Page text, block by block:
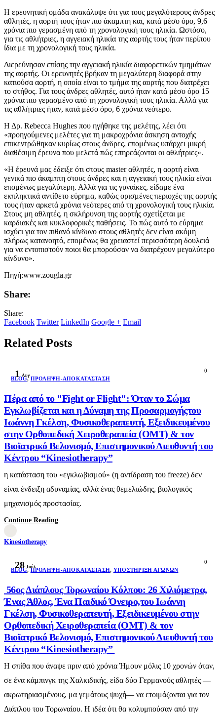
Η ερευνητική ομάδα ανακάλυψε ότι για τους μεγαλύτερους άνδρες
αθλητές, η αορτή τους ήταν πιο άκαμπτη και, κατά μέσο όρο, 9,6
χρόνια πιο γερασμένη από τη χρονολογική τους ηλικία. Ωστόσο,
για τις αθλήτριες, η αγγειακή ηλικία της αορτής τους ήταν περίπου
ίδια με τη χρονολογική τους ηλικία.
Διερεύνησαν επίσης την αγγειακή ηλικία διαφορετικών τμημάτων
της αορτής. Οι ερευνητές βρήκαν τη μεγαλύτερη διαφορά στην
κατιούσα αορτή, η οποία είναι το τμήμα της αορτής που διατρέχει
το στήθος. Για τους άνδρες αθλητές, αυτό ήταν κατά μέσο όρο 15
χρόνια πιο γερασμένο από τη χρονολογική τους ηλικία. Αλλά για
τις αθλήτριες ήταν, κατά μέσο όρο, 6 χρόνια νεότερο.
Η Δρ. Rebecca Hughes που ηγήθηκε της μελέτης, λέει ότι
«προηγούμενες μελέτες για τη μακροχρόνια άσκηση αντοχής
επικεντρώθηκαν κυρίως στους άνδρες, επομένως υπάρχει μικρή
διαθέσιμη έρευνα που μελετά πώς επηρεάζονται οι αθλήτριες».
«Η έρευνά μας έδειξε ότι στους master αθλητές, η αορτή είναι
γενικά πιο άκαμπτη στους άνδρες και η αγγειακή τους ηλικία είναι
επομένως μεγαλύτερη. Αλλά για τις γυναίκες, είδαμε ένα
εκπληκτικά αντίθετο εύρημα, καθώς ορισμένες περιοχές της αορτής
τους ήταν αρκετά χρόνια νεότερες από τη χρονολογική τους ηλικία.
Στους μη αθλητές, η σκλήρυνση της αορτής σχετίζεται με
καρδιακές και κυκλοφορικές παθήσεις. Το πώς αυτό το εύρημα
ισχύει για τον πιθανό κίνδυνο στους αθλητές δεν είναι ακόμη
πλήρως κατανοητό, επομένως θα χρειαστεί περισσότερη δουλειά
για να εντοπιστούν ποιοι θα μπορούσαν να διατρέχουν μεγαλύτερο
κίνδυνο».
Πηγή:www.zougla.gr
Share:
Share:
Facebook Twitter LinkedIn Google + Email
Related Posts
1 Αυγ
0
BLOG, ΠΡΌΛΗΨΗ-ΑΠΟΚΑΤΆΣΤΑΣΗ
Πέρα από το "Fight or Flight": Όταν το Σώμα
Εγκλωβίζεται και η Δύναμη της Προσαρμογήςτου
Ιωάννη Γκέλση, Φυσικοθεραπευτή, Εξειδικευμένου
στην Ορθοπεδική Χειροθεραπεία (OMT) & τον
Βιοϊατρικό Βελονισμό, Επιστημονικού Διευθυντή του
Κέντρου “Kinesiotherapy”
η κατάσταση του «εγκλωβισμού» (η αντίδραση του freeze) δεν
είναι ένδειξη αδυναμίας, αλλά ένας θεμελιώδης, βιολογικός
μηχανισμός προστασίας.
Continue Reading
Kinesiotherapy
28 Ιούλ
0
BLOG,ΠΡΌΛΗΨΗ-ΑΠΟΚΑΤΆΣΤΑΣΗ, ΥΠΟΣΤΉΡΙΞΗ ΑΓΏΝΩΝ
56ος Διάπλους Τορωναίου Κόλπου: 26 Χιλιόμετρα,
Ένας Άθλος, Ένα Παιδικό Όνειρο,του Ιωάννη
Γκέλση, Φυσικοθεραπευτή, Εξειδικευμένου στην
Ορθοπεδική Χειροθεραπεία (OMT) & τον
Βιοϊατρικό Βελονισμό, Επιστημονικού Διευθυντή του
Κέντρου “Kinesiotherapy”
Η σπίθα που άναψε πριν από χρόνια Ήμουν μόλις 10 χρονών όταν,
σε ένα κάμπινγκ της Χαλκιδικής, είδα δύο Γερμανούς αθλητές —
ακρωτηριασμένους, μα γεμάτους ψυχή— να ετοιμάζονται για τον
Διάπλου του Τορωναίου. Η ιδέα ότι θα κολυμπούσαν από την